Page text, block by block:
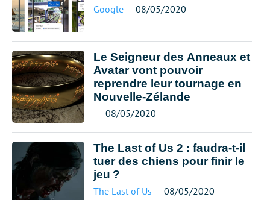
Google 08/05/2020
Le Seigneur des Anneaux et
Avatar vont pouvoir
reprendre leur tournage en
Nouvelle-Zélande
08/05/2020
The Last of Us 2 : faudra-t-il
tuer des chiens pour finir le
jeu ?
The Last of Us 08/05/2020